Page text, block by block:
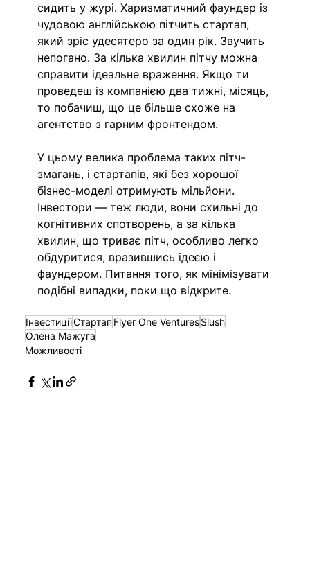
сидить у журі. Харизматичний фаундер із
чудовою англійською пітчить стартап,
який зріс удесятеро за один рік. Звучить
непогано. За кілька хвилин пітчу можна
справити ідеальне враження. Якщо ти
проведеш із компанією два тижні, місяць,
то побачиш, що це більше схоже на
агентство з гарним фронтендом.
У цьому велика проблема таких пітч-
змагань, і стартапів, які без хорошої
бізнес-моделі отримують мільйони.
Інвестори — теж люди, вони схильні до
когнітивних спотворень, а за кілька
хвилин, що триває пітч, особливо легко
обдуритися, вразившись ідеєю і
фаундером. Питання того, як мінімізувати
подібні випадки, поки що відкрите.
ІнвестиціїСтартап Flyer One VenturesSlush
Олена Мажуга
Можливості